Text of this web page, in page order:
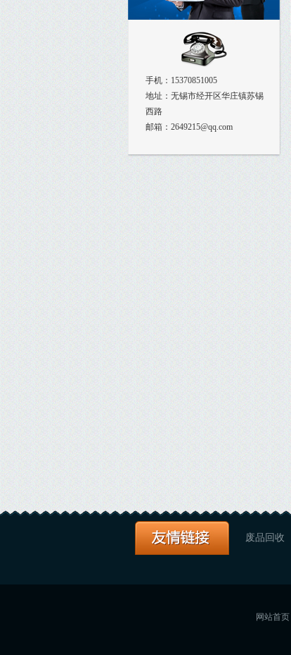
手机：15370851005
地址：无锡市经开区华庄镇苏锡
西路
邮箱：2649215@qq.com
废品回收
网站首页